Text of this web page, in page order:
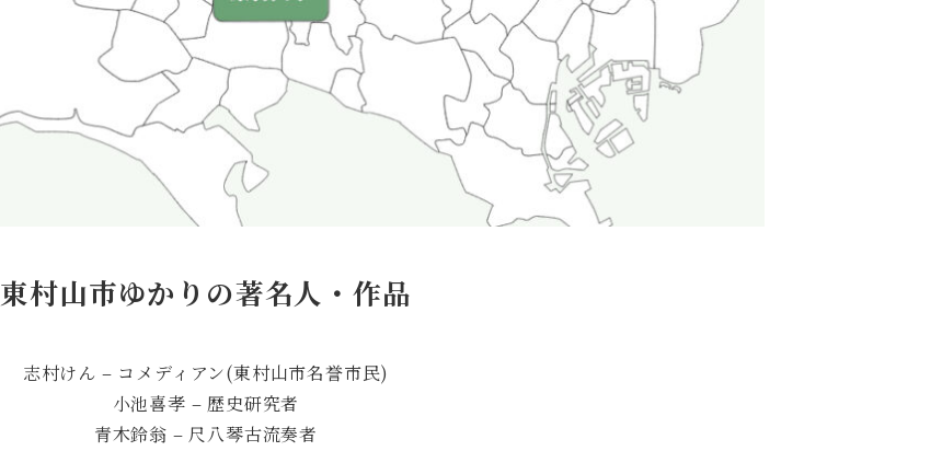
東村山市ゆかりの著名人・作品
志村けん – コメディアン(東村山市名誉市民)
小池喜孝 – 歴史研究者
青木鈴翁 – 尺八琴古流奏者